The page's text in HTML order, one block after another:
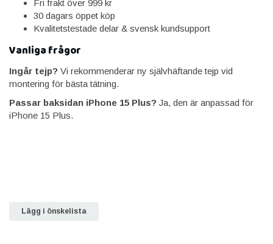
Fri frakt över 999 kr
30 dagars öppet köp
Kvalitetstestade delar & svensk kundsupport
Vanliga frågor
Ingår tejp? Vi rekommenderar ny självhäftande tejp vid
montering för bästa tätning.
Passar baksidan iPhone 15 Plus? Ja, den är anpassad för
iPhone 15 Plus.
Lägg i önskelista